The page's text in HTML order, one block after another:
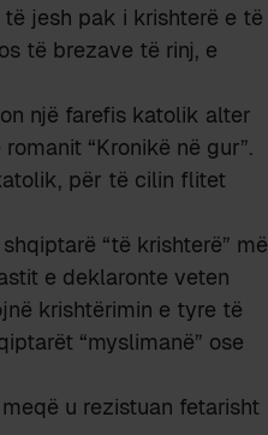
jesh pak i krishterë e të
të brezave të rinj, e
një farefis katolik alter
“Kronikë në gur”.
për të cilin flitet
“të krishterë” më
e deklaronte veten
krishtërimin e tyre të
“myslimanë” ose
u rezistuan fetarisht